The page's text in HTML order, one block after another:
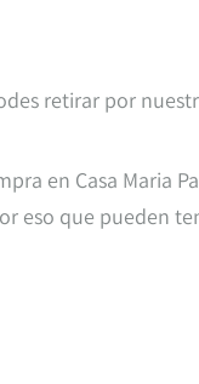
retirar por
en Casa Maria
eso que pueden